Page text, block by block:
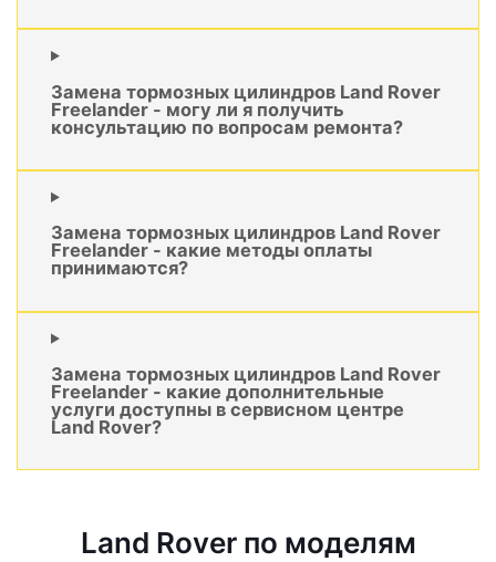
Замена тормозных цилиндров Land Rover
Freelander - могу ли я получить
консультацию по вопросам ремонта?
Замена тормозных цилиндров Land Rover
Freelander - какие методы оплаты
принимаются?
Замена тормозных цилиндров Land Rover
Freelander - какие дополнительные
услуги доступны в сервисном центре
Land Rover?
Land Rover по моделям